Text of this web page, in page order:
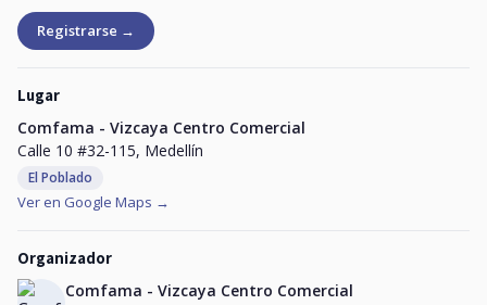
Registrarse →
Lugar
Comfama - Vizcaya Centro Comercial
Calle 10 #32-115, Medellín
El Poblado
Ver en Google Maps →
Organizador
Comfama - Vizcaya Centro Comercial